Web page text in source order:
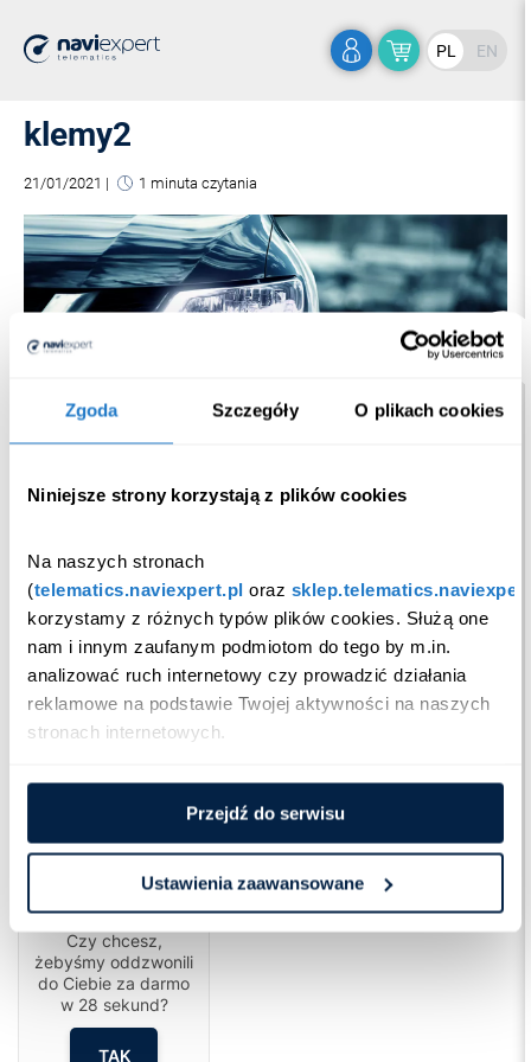
Zgoda Szczegóły O plikach cookies
Niniejsze strony korzystają z plików cookies
Na naszych stronach
(telematics.naviexpert.pl oraz
korzystamy z różnych typów plików cookies. Służą one
nam i innym zaufanym podmiotom do tego by m.in.
analizować ruch internetowy czy prowadzić działania
reklamowe na podstawie Twojej aktywności na naszych
stronach internetowych.
Przejdź do serwisu
Ustawienia zaawansowane
PL EN
klemy2
21/01/2021 | 1 minuta czytania
Cześć!
Czy chcesz,
żebyśmy oddzwonili
do Ciebie za darmo
w 28 sekund?
TAK